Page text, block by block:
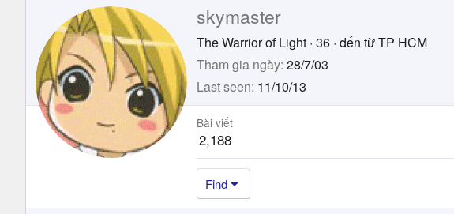
skymaster
The Warrior of Light · 36 · đến từTP HCM
Tham gia ngày 28/7/03
Last seen 11/10/13
Bài viết
2,188
Find